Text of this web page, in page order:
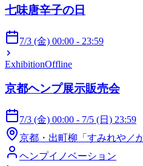
七味唐辛子の日
7/3 (金) 00:00 - 23:59
ExhibitionOffline
京都ヘンプ展示販売会
7/3 (金) 00:00 - 7/5 (日) 23:59
京都・出町柳「すみれや／
ヘンプイノベーション